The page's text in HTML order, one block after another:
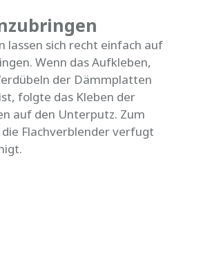
lassen sich recht einfach auf
Wenn das Aufkleben,
der Dämmplatten
folgte das Kleben der
auf den Unterputz. Zum
die Flachverblender verfugt